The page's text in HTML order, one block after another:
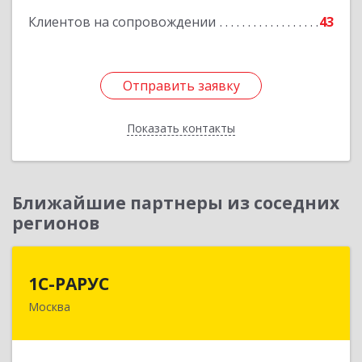
Клиентов на сопровождении 43
Отправить заявку
Показать контакты
Отправить заявку
Назад
Ближайшие партнеры из соседних
регионов
1С-РАРУС
Москва127434, Москва г, Дмитровское ш, дом № 9Б